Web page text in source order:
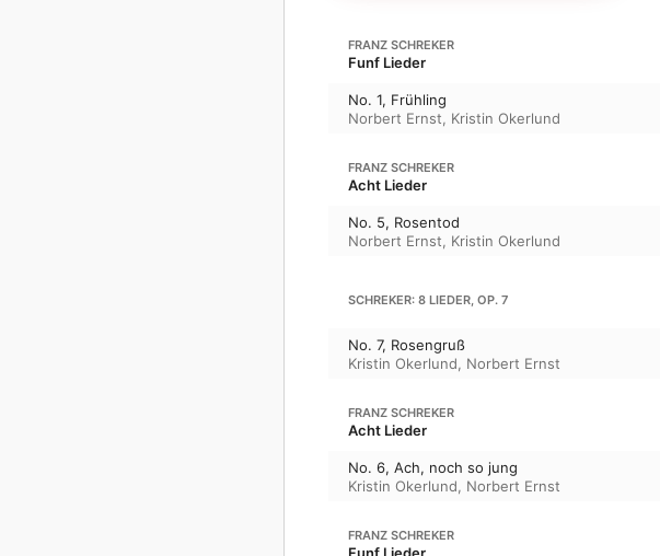
FRANZ SCHREKER
Funf Lieder
No. 1, Frühling
Norbert Ernst, Kristin Okerlund
FRANZ SCHREKER
Acht Lieder
No. 5, Rosentod
Norbert Ernst, Kristin Okerlund
SCHREKER: 8 LIEDER, OP. 7
No. 7, Rosengruß
Kristin Okerlund, Norbert Ernst
FRANZ SCHREKER
Acht Lieder
No. 6, Ach, noch so jung
Kristin Okerlund, Norbert Ernst
FRANZ SCHREKER